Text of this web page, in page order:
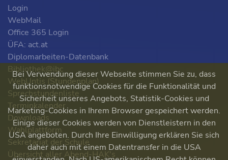
Login
WebMail
Office 365 Login
ÜFA: act.at
Diplomarbeiten-Datenbank
Bibliothek@ibc
WebUntis (Stundenplan)
Sprechstundenliste
Terminkalender
Downloads
Wahlplattform
Sekretariat der Schule
Übersicht aller Abend-HAK's
Bei Verwendung dieser Webseite stimmen Sie zu, dass
funktionsnotwendige Cookies für die Funktionalität und
Sicherheit unseres Angebots, Statistik-Cookies und
Marketing-Cookies in Ihrem Browser gespeichert werden.
Einige dieser Cookies werden von Dienstleistern in den
USA angeboten. Durch Ihre Einwilligung erklären Sie sich
daher auch mit einem Datentransfer in die USA